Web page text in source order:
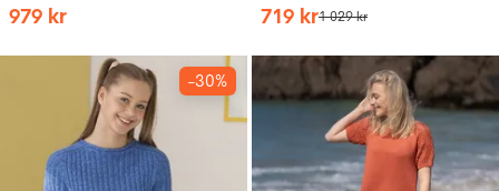
979 kr 719 kr1 029kr
-30%